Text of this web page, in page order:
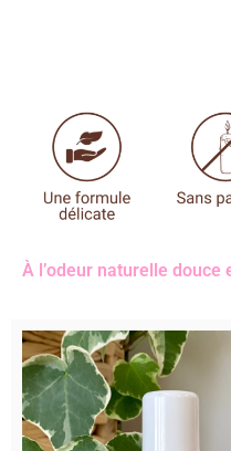
À l’odeur naturelle douce